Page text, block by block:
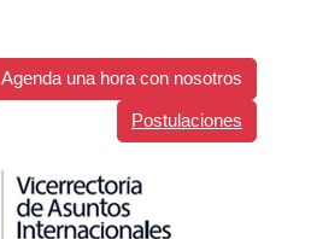
Agenda una hora con nosotros
Postulaciones